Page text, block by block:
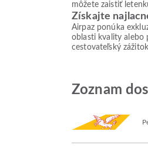
môžete zaistiť
Získajte
Airpaz ponúka
oblasti kvality alebo
cestovateľský
Zoznam